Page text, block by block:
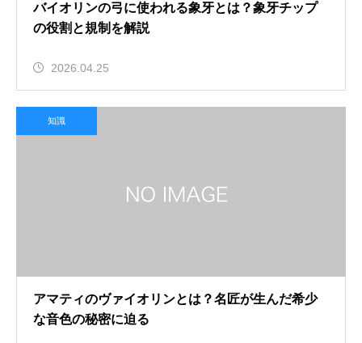
バイオリンの弓に使われる象牙とは？象牙チップ
の役割と規制を解説
2026.04.25
知識
アマティのヴァイオリンとは？名匠が生んだ希少
な音色の秘密に迫る